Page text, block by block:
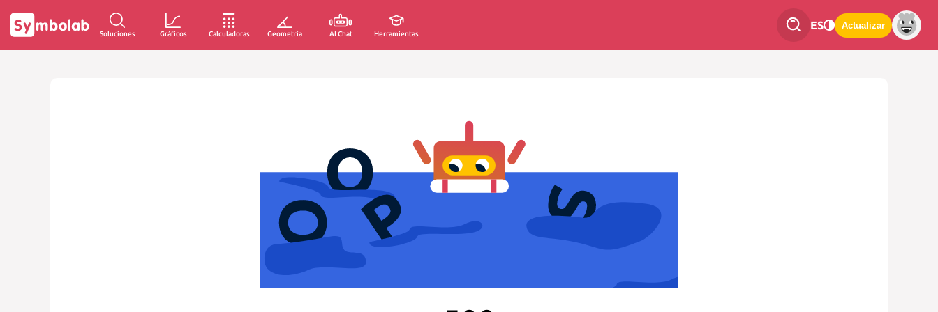
Soluciones Gráficos Calculadoras Geometría AI Chat Herramientas
ES Actualizar